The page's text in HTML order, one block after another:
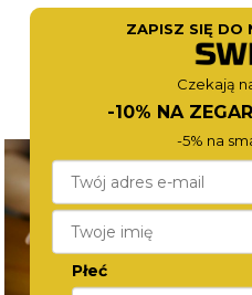
ZAPISZ SIĘ DO
Czekają
-10% NA
-5% na
Płeć